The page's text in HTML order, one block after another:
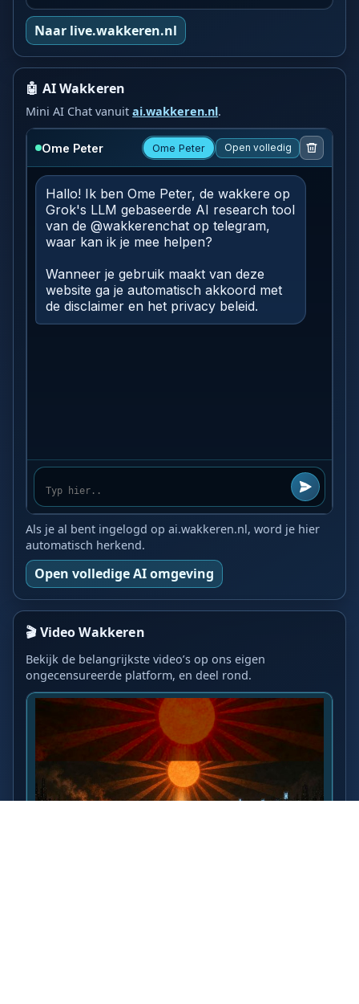
Naar live.wakkeren.nl
🤖 AI Wakkeren
Mini AI Chat vanuitai.wakkeren.nl.
Als je al bent ingelogd op ai.wakkeren.nl, word je hier
automatisch herkend.
Open volledige AI omgeving
🎬 Video Wakkeren
Bekijk de belangrijkste video’s op ons eigen
ongecensureerde platform, en deel rond.